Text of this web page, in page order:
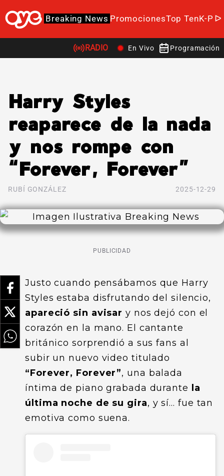
Breaking News PromocionesTop TenK-Pop
RADIO En Vivo Programación
Harry Styles
reaparece de la nada
y nos rompe con
“Forever, Forever”
RUBÍ GONZÁLEZ 2025-12-29
PUBLICIDAD
Justo cuando pensábamos que Harry
Styles estaba disfrutando del silencio,
apareció sin avisar y nos dejó con el
corazón en la mano. El cantante
británico sorprendió a sus fans al
subir un nuevo video titulado
“Forever, Forever”, una balada
íntima de piano grabada durante
la
última noche de su gira, y sí… fue tan
emotiva como suena.